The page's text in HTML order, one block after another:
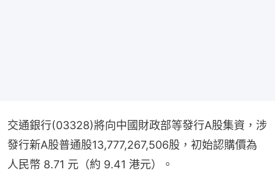
交通銀行(03328)將向中國財政部等發行A股集資，涉
發行新A股普通股13,777,267,506股，初始認購價為
人民幣 8.71 元（約 9.41 港元）。